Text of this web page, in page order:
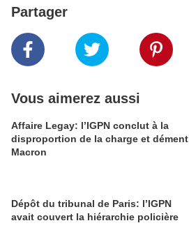
Partager
Vous aimerez aussi
Affaire Legay: l’IGPN conclut à la
disproportion de la charge et dément
Macron
Dépôt du tribunal de Paris: l’IGPN
avait couvert la hiérarchie policière